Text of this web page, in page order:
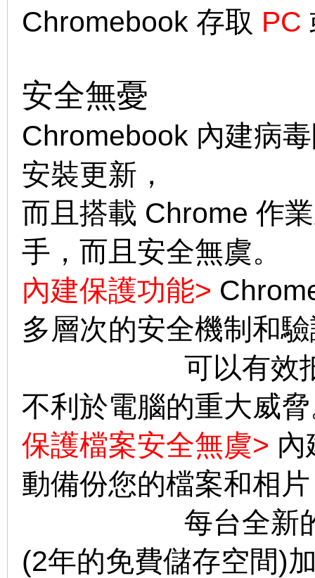
Chromebook 存取 PC
安全無憂
Chromebook 內建病
安裝更新，
而且搭載 Chrome 作
手，而且安全無虞。
內建保護功能>
多層次的安全機制和
可以有效抵擋
不利於電腦的重大威
保護檔案安全無虞> 內
動備份您的檔案和相
每台全新的
(2年的免費儲存空間)